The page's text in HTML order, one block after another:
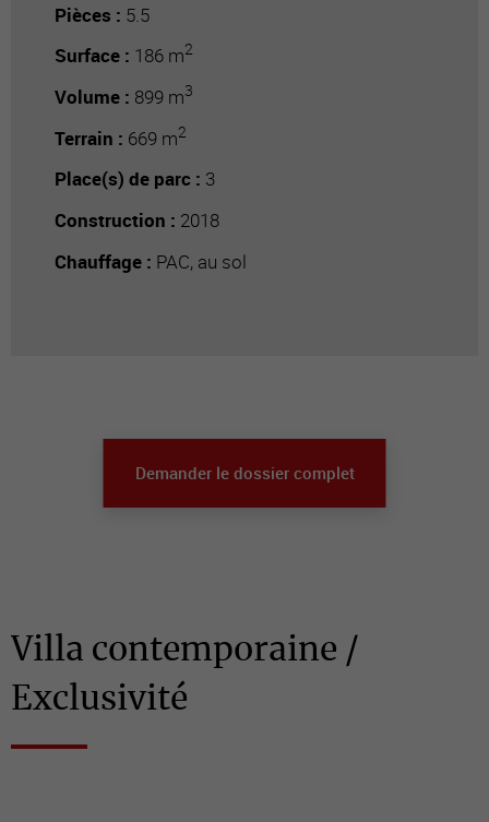
Pièces : 5.5
Surface : 186 m2
Volume : 899 m3
Terrain : 669 m2
Place(s) de parc : 3
Construction : 2018
Chauffage : PAC, au sol
Villa contemporaine /
Exclusivité
Demander le dossier complet